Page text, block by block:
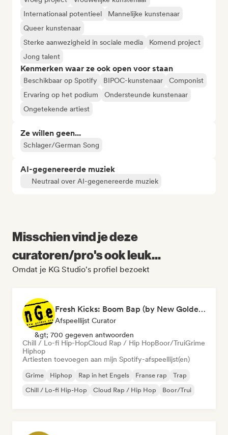
Internationaal potentieel
Mannelijke kunstenaar
Queer kunstenaar
Sterke aanwezigheid in sociale media
Komend project
Jong talent
Kenmerken waar ze ook open voor staan
Beschikbaar op Spotify BIPOC-kunstenaar
Componist
Ervaring op het podium
Ondersteunde kunstenaar
Ongetekende artiest
Ze willen geen...
Schlager/German Song
AI-gegenereerde muziek
Neutraal over AI-gegenereerde muziek
Misschien vind je deze
curatoren/pro's ook leuk...
Omdat je KG Studio's profiel bezoekt
Fresh Kicks: Boom Bap (by New Golden Era)
Afspeellijst Curator
&gt; 700 gegeven antwoorden
Chill / Lo-fi Hip-HopCloud Rap / Hip HopBoor/TruiGrime
Hiphop
Artiesten toevoegen aan mijn Spotify-afspeellijst(en)
Grime Hiphop Rap in het Engels Franse rap
Trap
Chill / Lo-fi Hip-Hop
Cloud Rap / Hip Hop Boor/Trui